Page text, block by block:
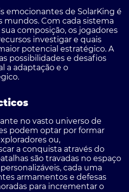
emocionantes de SolarKing é
mundos. Com cada sistema
composição, os jogadores
investigar e quais
potencial estratégico. A
possibilidades e desafios
a adaptação e o
no vasto universo de
podem optar por formar
ou,
a conquista através do
são travadas no espaço
cada uma
armamentos e defesas
para incrementar o